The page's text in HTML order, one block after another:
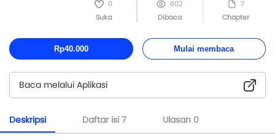
0
Suka
602
Dibaca
7
Chapter
Rp40.000 Mulai membaca
Baca melalui Aplikasi
Deskripsi Daftar isi 7 Ulasan 0